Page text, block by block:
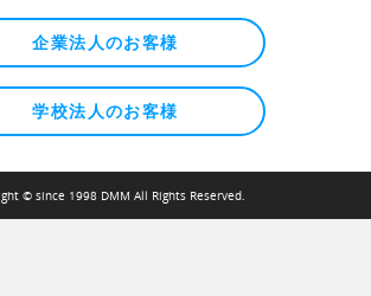
企業法人のお客様
学校法人のお客様
© since 1998 DMM All Rights Reserved.